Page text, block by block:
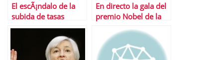
El escÃ¡ndalo de la
subida de tasas
universitarias
En directo la gala del
premio Nobel de la